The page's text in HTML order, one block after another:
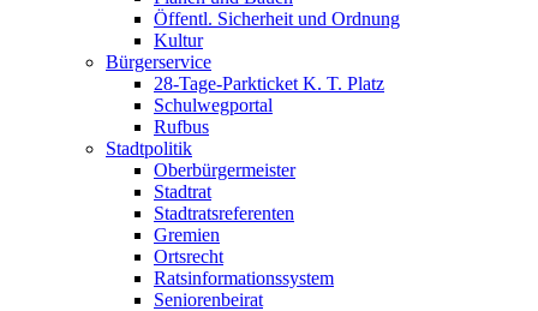
Öffentl. Sicherheit und Ordnung
Kultur
Bürgerservice
28-Tage-Parkticket K. T. Platz
Schulwegportal
Rufbus
Stadtpolitik
Oberbürgermeister
Stadtrat
Stadtratsreferenten
Gremien
Ortsrecht
Ratsinformationssystem
Seniorenbeirat